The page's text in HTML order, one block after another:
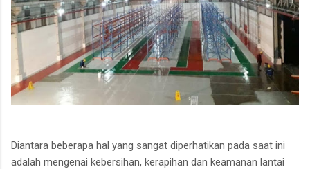
Diantara beberapa hal yang sangat diperhatikan pada saat ini
adalah mengenai kebersihan, kerapihan dan keamanan lantai